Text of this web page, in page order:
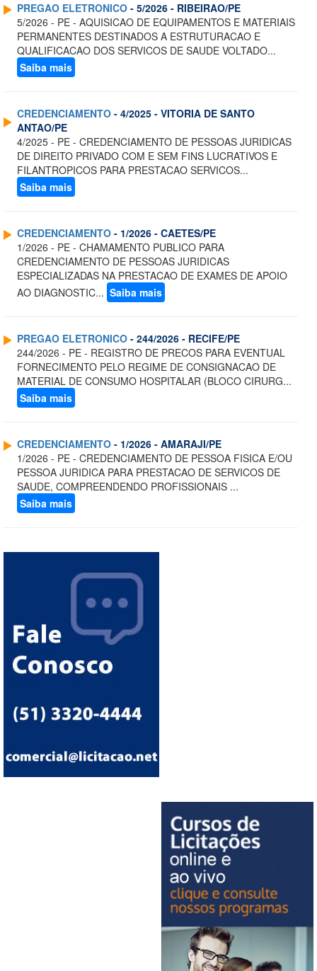
PREGAO ELETRONICO - 5/2026 - RIBEIRAO/PE
5/2026 - PE - AQUISICAO DE EQUIPAMENTOS E MATERIAIS
PERMANENTES DESTINADOS A ESTRUTURACAO E
QUALIFICACAO DOS SERVICOS DE SAUDE VOLTADO...
Saiba mais
CREDENCIAMENTO - 4/2025 - VITORIA DE SANTO
ANTAO/PE
4/2025 - PE - CREDENCIAMENTO DE PESSOAS JURIDICAS
DE DIREITO PRIVADO COM E SEM FINS LUCRATIVOS E
FILANTROPICOS PARA PRESTACAO SERVICOS...
Saiba mais
CREDENCIAMENTO - 1/2026 - CAETES/PE
1/2026 - PE - CHAMAMENTO PUBLICO PARA
CREDENCIAMENTO DE PESSOAS JURIDICAS
ESPECIALIZADAS NA PRESTACAO DE EXAMES DE APOIO
AO DIAGNOSTIC... Saiba mais
PREGAO ELETRONICO - 244/2026 - RECIFE/PE
244/2026 - PE - REGISTRO DE PRECOS PARA EVENTUAL
FORNECIMENTO PELO REGIME DE CONSIGNACAO DE
MATERIAL DE CONSUMO HOSPITALAR (BLOCO CIRURG...
Saiba mais
CREDENCIAMENTO - 1/2026 - AMARAJI/PE
1/2026 - PE - CREDENCIAMENTO DE PESSOA FISICA E/OU
PESSOA JURIDICA PARA PRESTACAO DE SERVICOS DE
SAUDE, COMPREENDENDO PROFISSIONAIS ...
Saiba mais